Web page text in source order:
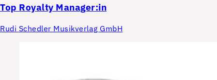
Top Royalty Manager:in
Rudi Schedler Musikverlag GmbH